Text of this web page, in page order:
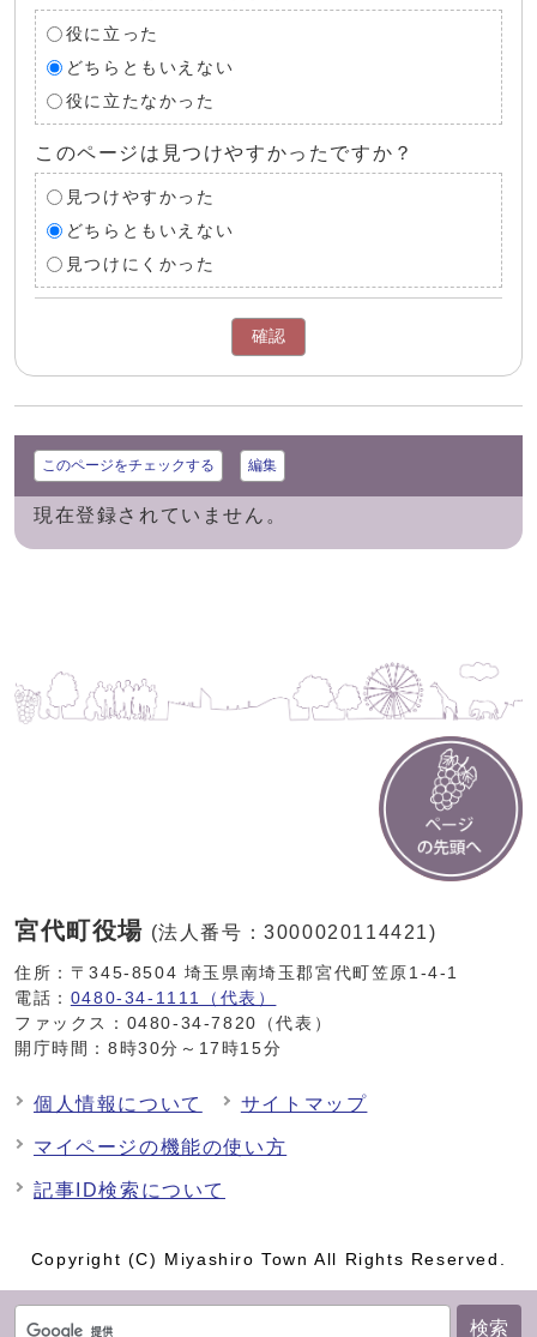
検索
役に立った
どちらともいえない
役に立たなかった
このページは見つけやすかったですか？
見つけやすかった
どちらともいえない
見つけにくかった
確認
このページをチェックする 編集
現在登録されていません。
宮代町役場 (法人番号：3000020114421)
住所：〒345-8504 埼玉県南埼玉郡宮代町笠原1-4-1
電話： 0480-34-1111（代表）
ファックス：0480-34-7820（代表）
開庁時間：8時30分～17時15分
個人情報について サイトマップ
マイページの機能の使い方
記事ID検索について
Copyright (C) Miyashiro Town All Rights Reserved.